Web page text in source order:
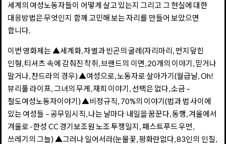
세계의 여성노동자들이 어떻게 살고 있는지 그리고 그 현실에 대한
대응방법은 무엇인지 함께 고민해 보는 자리를 만들어 보았으면
합니다.
이번 영화제는 ▲세계화, 차별과 빈곤의 굴레(자리마리, 먼지덮힌
인형, 티셔츠 속에 감춰진 착취, 브랜드의 이면, 20개의 이야기, 믿거나
말거나, 찬드라의 경우) ▲여성으로, 노동자로 살아가기(월급날, Oh!
뷰리풀 라이프, 그녀의 무게, 재희 이야기, 선택은 없다, 소금 –
철도여성노동자이야기) ▲비정규직, 70%의 이야기(법과 법 사이에
있는 여성들 – 공무임시직, 나는 날마다 내일을 꿈꾼다, 동행, 겨울에서
겨울로 -한성 CC 경기보조원 노조 투쟁일지, 패스트푸드 우먼,
쓰레기의 그늘) ▲그러나 일어서라(눈물꽃, 평화란없다, 83인의 인질,